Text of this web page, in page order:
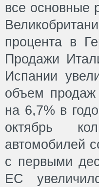
все основные
процента в
Продажи
Испании
объем продаж
на 6,7% в
октябрь
автомобилей
с первыми
ЕС